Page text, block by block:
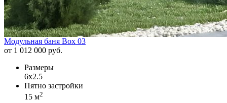
Модульная баня Box 03
от 1 012 000 руб.
Размеры
6х2.5
Пятно застройки
15 м2